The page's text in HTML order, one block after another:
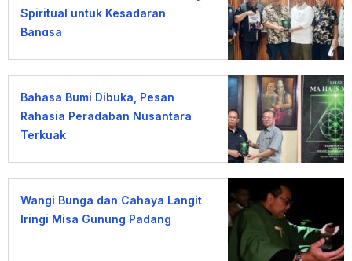
Spiritual untuk Kesadaran
Bangsa
Bahasa Bumi Dibuka, Pesan
Rahasia Peradaban Nusantara
Terkuak
Wangi Bunga dan Cahaya Langit
Iringi Misa Gunung Padang